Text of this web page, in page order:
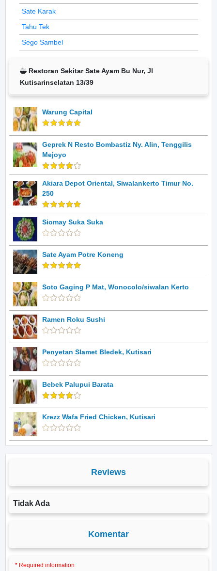
Sate Karak
Tahu Tek
Sego Sambel
Restoran Sekitar Sate Ayam Bu Nur, Jl
Kutisarinselatan 13/39
Warung Capital
Geprek N Resto Bombastiz Ny. Alin, Tenggilis
Mejoyo
Akiara Depot Oriental, Siwalankerto Timur No.
250
Siomay Suka Suka
Sate Ayam Potre Koneng
Soto Gaging P Mat, Wonocolo/siwalan Kerto
Ramen Roku Sushi
Penyetan Slamet Bledek, Kutisari
Bebek Palupui Barata
Krezz Wafa Fried Chicken, Kutisari
Reviews
Tidak Ada
Komentar
* Required information